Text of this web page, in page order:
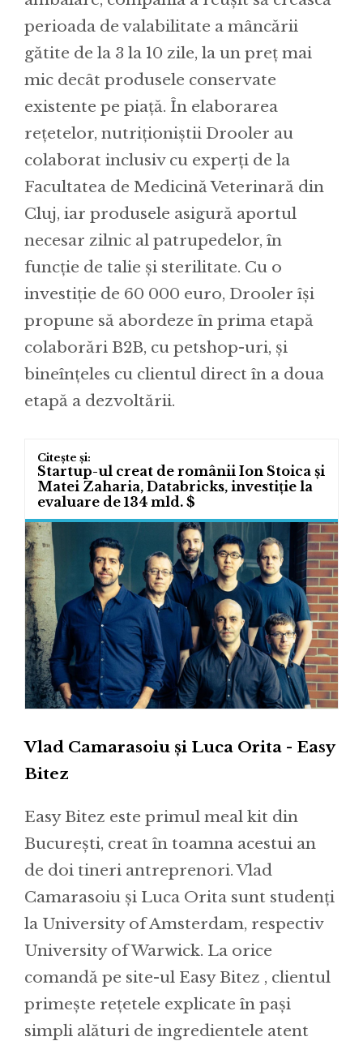
perioada de valabilitate a mâncării
gătite de la 3 la 10 zile, la un preț mai
mic decât produsele conservate
existente pe piață. În elaborarea
rețetelor, nutriționiștii Drooler au
colaborat inclusiv cu experți de la
Facultatea de Medicină Veterinară din
Cluj, iar produsele asigură aportul
necesar zilnic al patrupedelor, în
funcție de talie și sterilitate. Cu o
investiție de 60 000 euro, Drooler își
propune să abordeze în prima etapă
colaborări B2B, cu petshop-uri, și
bineînțeles cu clientul direct în a doua
etapă a dezvoltării.
Startup-ul creat de românii Ion Stoica și
Matei Zaharia, Databricks, investiție la
evaluare de 134 mld. $
Vlad Camarasoiu și Luca Orita - Easy
Bitez
Easy Bitez este primul meal kit din
București, creat în toamna acestui an
de doi tineri antreprenori. Vlad
Camarasoiu și Luca Orita sunt studenți
la University of Amsterdam, respectiv
University of Warwick. La orice
comandă pe site-ul Easy Bitez , clientul
primește rețetele explicate în pași
simpli alături de ingredientele atent